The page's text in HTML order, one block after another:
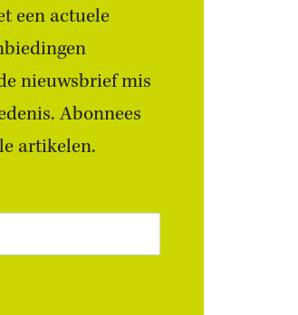
een actuele
nieuwsbrief mis
Abonnees
artikelen.